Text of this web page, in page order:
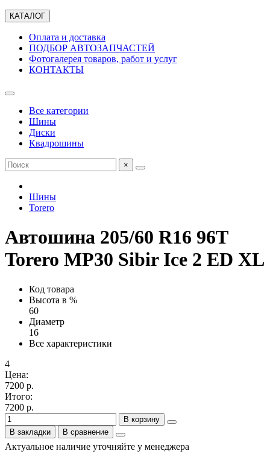
КАТАЛОГ
Оплата и доставка
ПОДБОР АВТОЗАПЧАСТЕЙ
Фотогалерея товаров, работ и услуг
КОНТАКТЫ
Все категории
Шины
Диски
Квадрошины
×
Шины
Torero
Автошина 205/60 R16 96T
Torero MP30 Sibir Ice 2 ED XL
Код товара
Высота в %
60
Диаметр
16
Все характеристики
4
Цена:
7200 р.
Итого:
7200 р.
В корзину
В закладки
В сравнение
Актуальное наличие уточняйте у менеджера